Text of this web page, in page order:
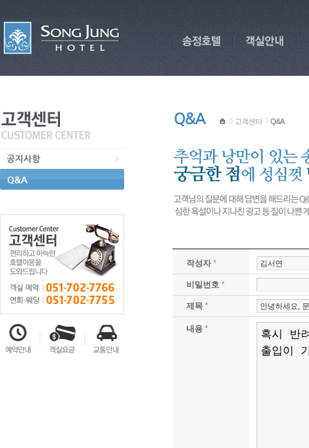
고객센터 Q&A
작성자 *
비밀번호 *
제목 *
내용 *